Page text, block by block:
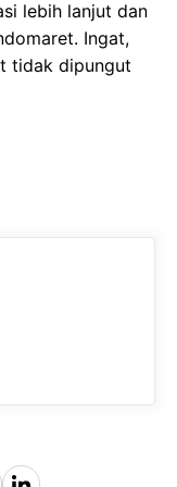
lebih lanjut dan
Ingat,
tidak dipungut